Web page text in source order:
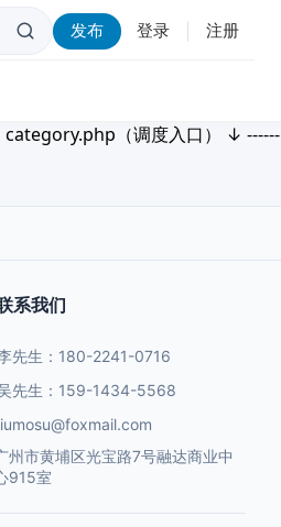
发布 登录 注册
（调度入口） ↓ ------
系我们
先生：180-2241-0716
先生：159-1434-5568
州市黄埔区光宝路7号融达商业中
915室